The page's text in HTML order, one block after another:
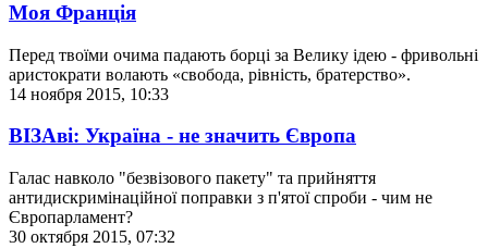
Моя Франція
Перед твоїми очима падають борці за Велику ідею - фривольні
аристократи волають «свобода, рівність, братерство».
14 ноября 2015, 10:33
ВІЗАві: Україна - не значить Європа
Галас навколо "безвізового пакету" та прийняття
антидискримінаційної поправки з п'ятої спроби - чим не
Європарламент?
30 октября 2015, 07:32